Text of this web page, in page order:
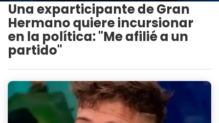
Una exparticipante de Gran
Hermano quiere incursionar
en la política: "Me afilié a un
partido"